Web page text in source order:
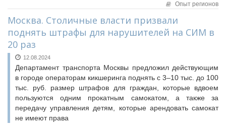
Опыт регионов
Москва. Столичные власти призвали
поднять штрафы для нарушителей на СИМ в
20 раз
12.08.2024
Департамент транспорта Москвы предложил действующим
в городе операторам кикшеринга поднять с 3–10 тыс. до 100
тыс. руб. размер штрафов для граждан, которые вдвоем
пользуются одним прокатным самокатом, а также за
передачу управления детям, которые арендовать самокат
не имеют права